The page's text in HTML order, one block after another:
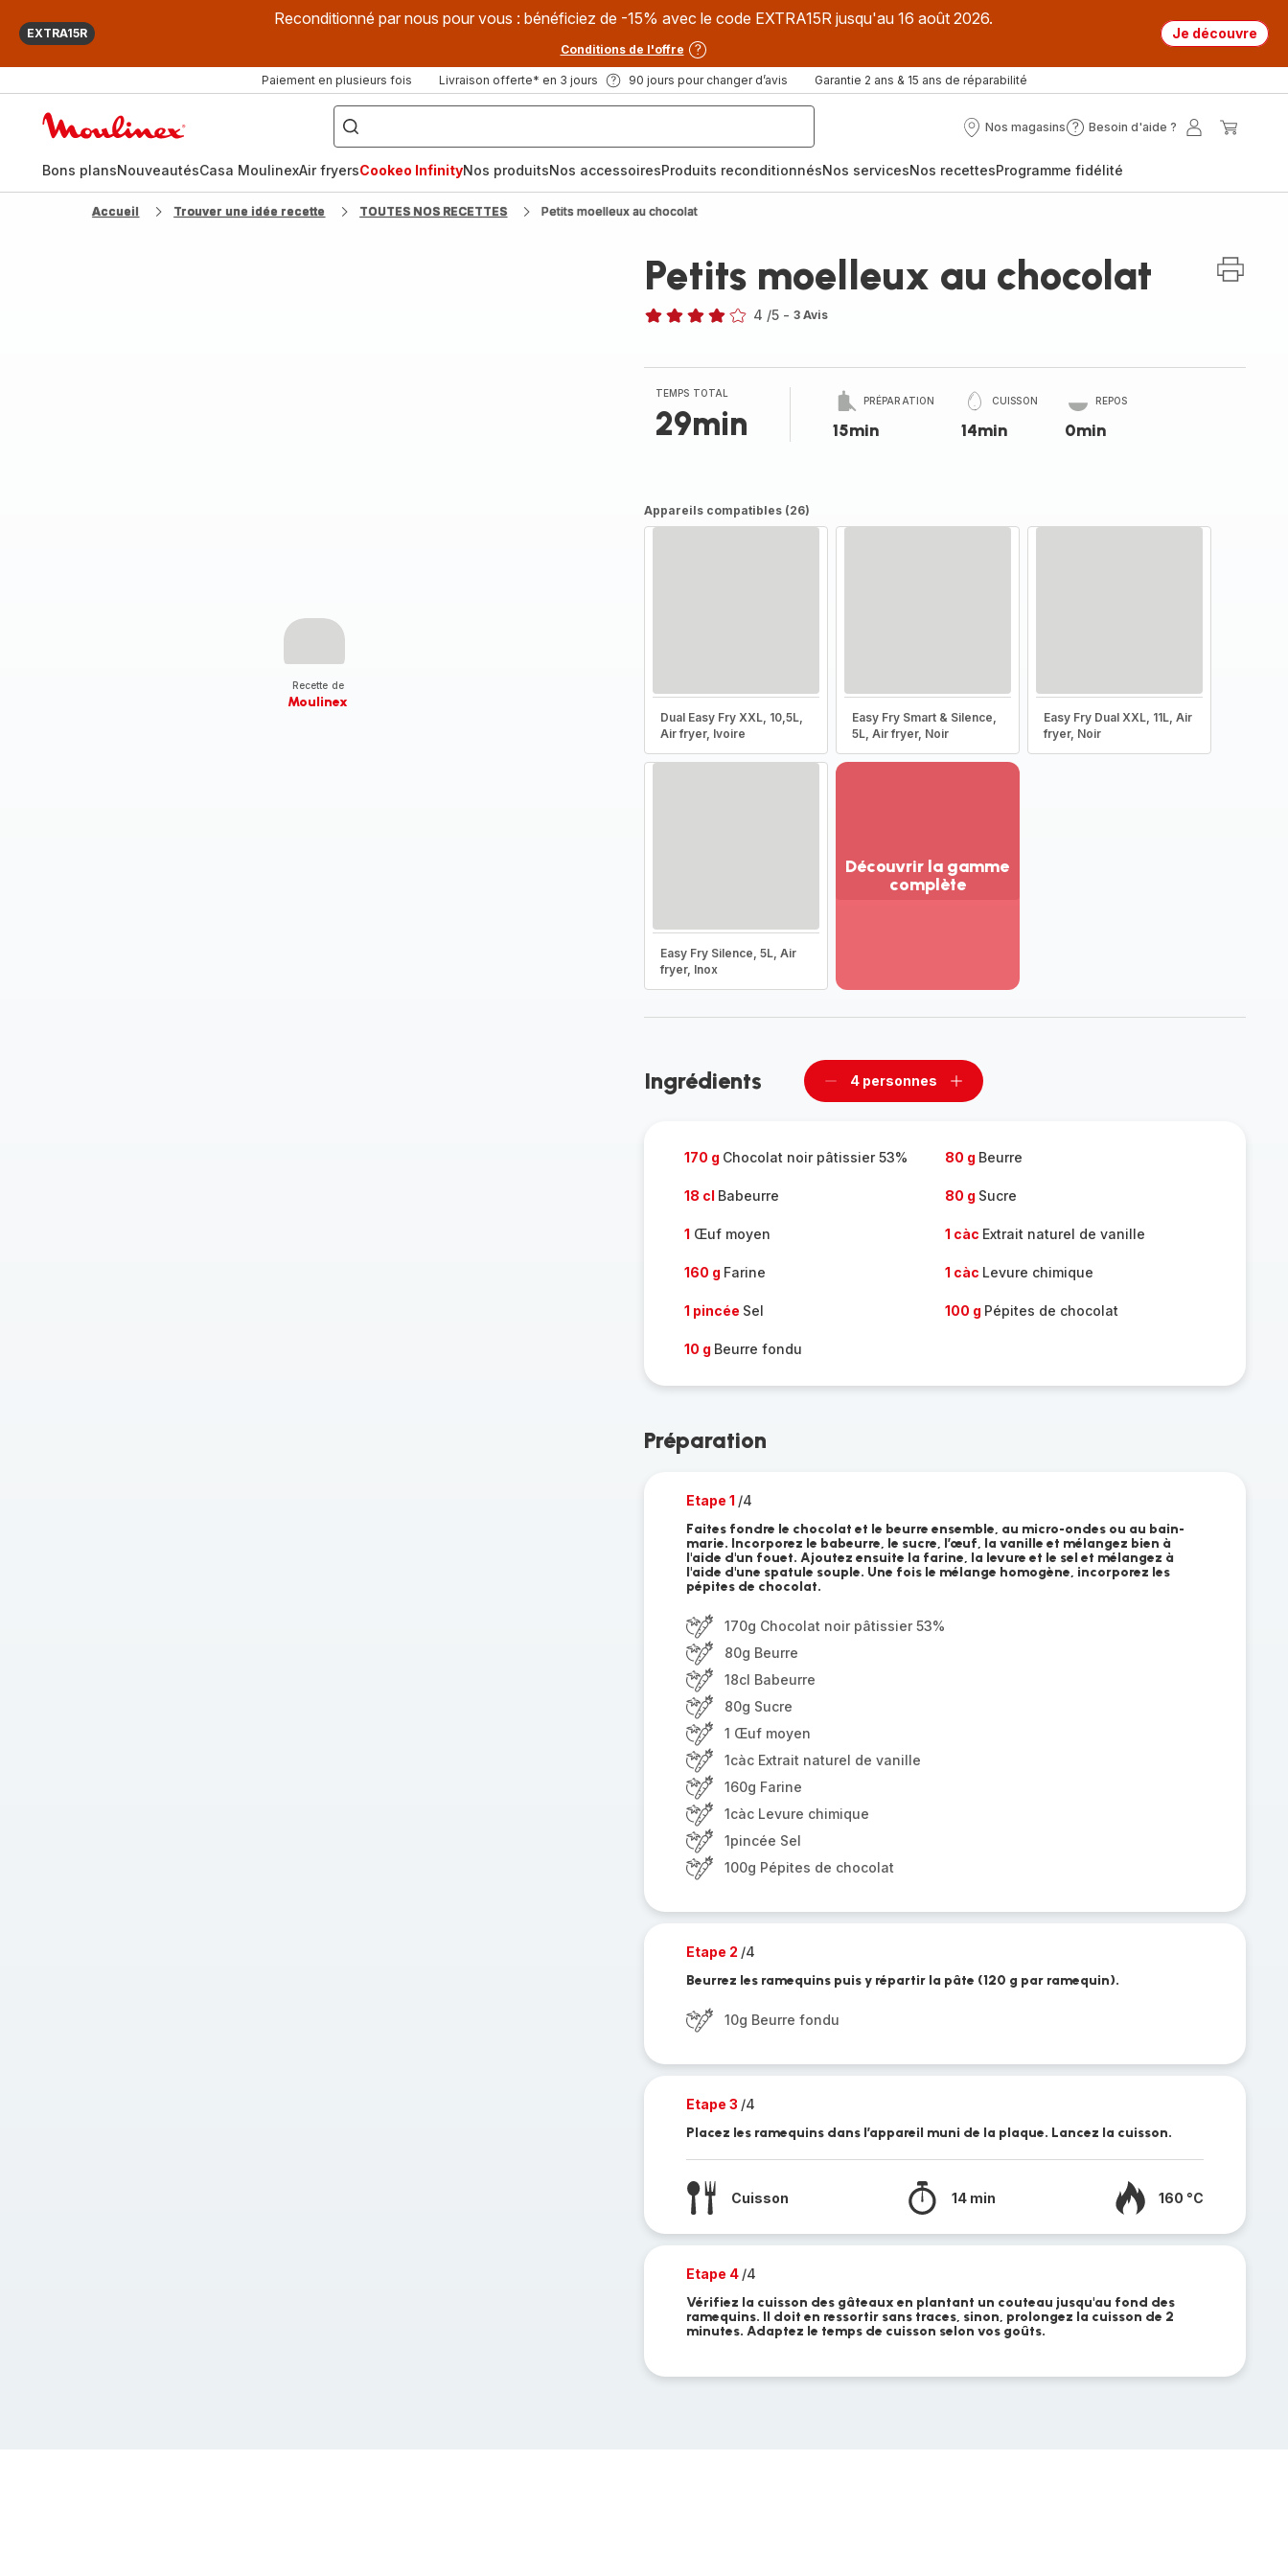
EXTRA15R
Reconditionné par nous pour vous : bénéficiez de -15% avec le code EXTRA15R jusqu'au 16 août 2026.
Conditions de l'offre
Je découvre
Paiement en plusieurs fois Livraison offerte* en 3 jours 90 jours pour changer d’avis Garantie 2 ans & 15 ans de réparabilité
["Que
recherchez-
vous
?",
fryer",
"Companion"]
Nos magasins
Nos
Besoin d'aide ?
Besoin
?
Mon
Bons plansNouveautésCasa MoulinexAir fryersCookeo InfinityNos produitsNos accessoiresProduits reconditionnésNos servicesNos recettesProgramme fidélité
Accueil Trouver une idée recette TOUTES NOS RECETTES Petits moelleux au chocolat
Recette de
Moulinex
Petits moelleux au chocolat
étoiles
(moyenne)
4 /5 - 3 Avis
TEMPS TOTAL
29min
PRÉPARATION
15min
CUISSON
14min
REPOS
0min
Appareils compatibles (26)
Dual Easy Fry XXL, 10,5L,
Air fryer, Ivoire
Easy Fry Smart & Silence,
5L, Air fryer, Noir
Easy Fry Dual XXL, 11L, Air
fryer, Noir
Easy Fry Silence, 5L, Air
fryer, Inox
Découvrir la gamme
complète
complète
Ingrédients
Supprimer
4 personnes
Ajouter
170 g Chocolat noir pâtissier 53% 80 g Beurre
18 cl Babeurre 80 g Sucre
1 Œuf moyen 1 càc Extrait naturel de vanille
160 g Farine 1 càc Levure chimique
1 pincée Sel 100 g Pépites de chocolat
10 g Beurre fondu
Préparation
Etape 1 /4
Faites fondre le chocolat et le beurre ensemble, au micro-ondes ou au bain-
marie. Incorporez le babeurre, le sucre, l’œuf, la vanille et mélangez bien à
l'aide d'un fouet. Ajoutez ensuite la farine, la levure et le sel et mélangez à
l'aide d'une spatule souple. Une fois le mélange homogène, incorporez les
pépites de chocolat.
170g Chocolat noir pâtissier 53%
80g Beurre
18cl Babeurre
80g Sucre
1 Œuf moyen
1càc Extrait naturel de vanille
160g Farine
1càc Levure chimique
1pincée Sel
100g Pépites de chocolat
Etape 2 /4
Beurrez les ramequins puis y répartir la pâte (120 g par ramequin).
10g Beurre fondu
Etape 3 /4
Placez les ramequins dans l’appareil muni de la plaque. Lancez la cuisson.
Cuisson 14 min 160 °C
Etape 4 /4
Vérifiez la cuisson des gâteaux en plantant un couteau jusqu'au fond des
ramequins. Il doit en ressortir sans traces, sinon, prolongez la cuisson de 2
minutes. Adaptez le temps de cuisson selon vos goûts.